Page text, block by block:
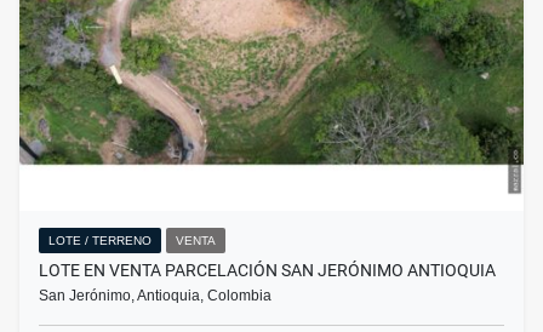
LOTE / TERRENO VENTA
LOTE EN VENTA PARCELACIÓN SAN JERÓNIMO ANTIOQUIA
San Jerónimo, Antioquia, Colombia